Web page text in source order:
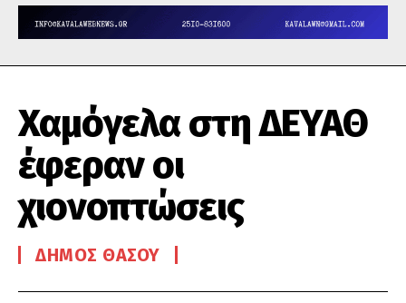
Χαμόγελα στη ΔΕΥΑΘ
έφεραν οι
χιονοπτώσεις
ΔΉΜΟΣ ΘΆΣΟΥ